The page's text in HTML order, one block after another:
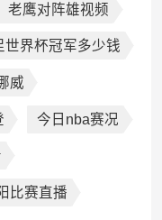
老鹰对阵雄视频
世界杯冠军多少钱
威
今日nba赛况
比赛直播